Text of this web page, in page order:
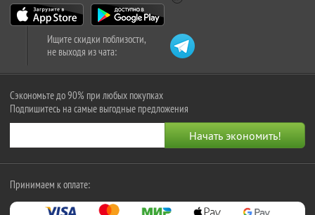
Ищите скидки поблизости,
не выходя из чата:
Сэкономьте до 90% при любых покупках
Подпишитесь на самые выгодные предложения
Принимаем к оплате: